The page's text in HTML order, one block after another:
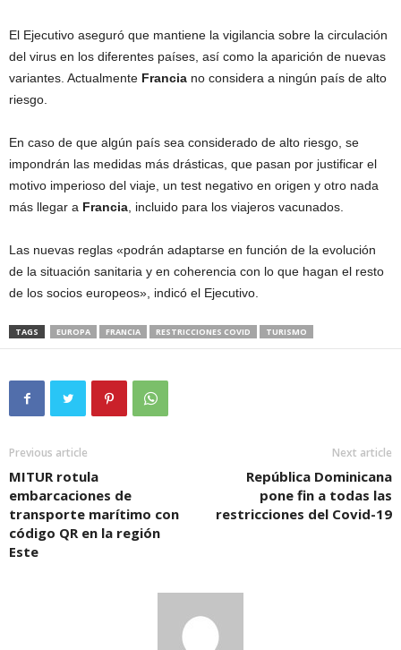
El Ejecutivo aseguró que mantiene la vigilancia sobre la circulación
del virus en los diferentes países, así como la aparición de nuevas
variantes. Actualmente Francia no considera a ningún país de alto
riesgo.
En caso de que algún país sea considerado de alto riesgo, se
impondrán las medidas más drásticas, que pasan por justificar el
motivo imperioso del viaje, un test negativo en origen y otro nada
más llegar a Francia , incluido para los viajeros vacunados.
Las nuevas reglas «podrán adaptarse en función de la evolución
de la situación sanitaria y en coherencia con lo que hagan el resto
de los socios europeos», indicó el Ejecutivo.
TAGS EUROPA FRANCIA RESTRICCIONES COVID TURISMO
Previous article
MITUR rotula
embarcaciones de
transporte marítimo con
código QR en la región
Este
Next article
República Dominicana
pone fin a todas las
restricciones del Covid-19